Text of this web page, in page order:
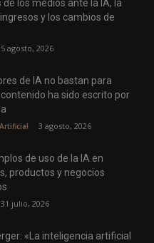
los medios ante la IA, la
y los cambios de
5 agosto, 2026
de IA no bastan para
ha sido escrito por
3 agosto, 2026
de uso de la IA en
productos y negocios
31 julio, 2026
«La inteligencia artificial